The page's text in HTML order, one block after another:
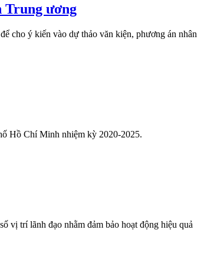
Trung ương
cho ý kiến vào dự thảo văn kiện, phương án nhân
Hồ Chí Minh nhiệm kỳ 2020-2025.
vị trí lãnh đạo nhằm đảm bảo hoạt động hiệu quả